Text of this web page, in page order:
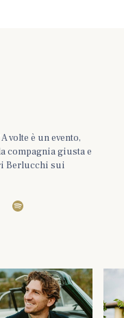
volte è un evento,
compagnia giusta e
Berlucchi sui